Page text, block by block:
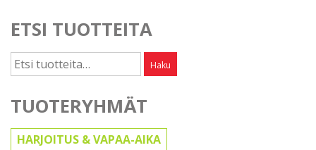
ETSI TUOTTEITA
Etsi: Haku
TUOTERYHMÄT
HARJOITUS & VAPAA-AIKA